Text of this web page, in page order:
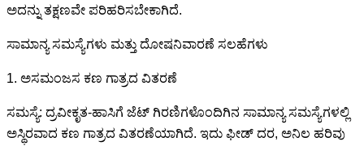
ಅದನ್ನು ತಕ್ಷಣವೇ ಪರಿಹರಿಸಬೇಕಾಗಿದೆ.
ಸಾಮಾನ್ಯ ಸಮಸ್ಯೆಗಳು ಮತ್ತು ದೋಷನಿವಾರಣೆ ಸಲಹೆಗಳು
1. ಅಸಮಂಜಸ ಕಣ ಗಾತ್ರದ ವಿತರಣೆ
ಸಮಸ್ಯೆ: ದ್ರವೀಕೃತ-ಹಾಸಿಗೆ ಜೆಟ್ ಗಿರಣಿಗಳೊಂದಿಗಿನ ಸಾಮಾನ್ಯ ಸಮಸ್ಯೆಗಳಲ್ಲಿ
ಅಸ್ಥಿರವಾದ ಕಣ ಗಾತ್ರದ ವಿತರಣೆಯಾಗಿದೆ. ಇದು ಫೀಡ್ ದರ, ಅನಿಲ ಹರಿವು